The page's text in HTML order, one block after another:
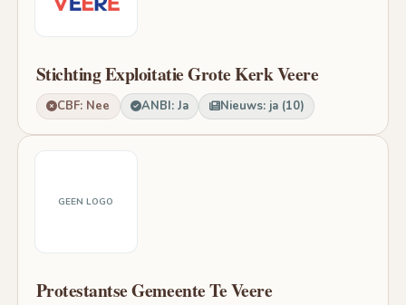
Stichting Exploitatie Grote Kerk Veere
CBF: Nee ANBI: Ja Nieuws: ja (10)
GEEN LOGO
Protestantse Gemeente Te Veere